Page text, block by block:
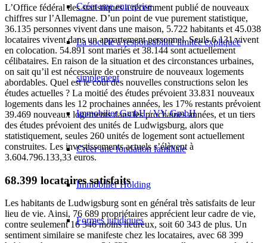
Créer une entreprise
La société à responsabilité limitée expliquée
simplement
Immobilier GmbH / VV GmbH
Créer une fondation familiale
Immobilier Holding
Formes juridiques
L’Office fédéral des statistiques a récemment publié de nouveaux
chiffres sur l’Allemagne. D’un point de vue purement statistique,
36.135 personnes vivent dans une maison, 5.722 habitants et 45.038
locataires vivent dans un appartement personnel. Seuls 6.131 vivent
en colocation. 54.891 sont mariés et 38.144 sont actuellement
célibataires. En raison de la situation et des circonstances urbaines,
on sait qu’il est nécessaire de construire de nouveaux logements
abordables. Quel est le coût des nouvelles constructions selon les
études actuelles ? La moitié des études prévoient 33.831 nouveaux
logements dans les 12 prochaines années, les 17% restants prévoient
39.469 nouveaux logements dans les prochaines années, et un tiers
des études prévoient des unités de Ludwigsburg, alors que
statistiquement, seules 260 unités de logement sont actuellement
construites. Les investissements actuels s’élèvent à
3.604.796.133,33 euros.
68.399 locataires satisfaits
Les habitants de Ludwigsburg sont en général très satisfaits de leur
lieu de vie. Ainsi, 76 689 propriétaires apprécient leur cadre de vie,
contre seulement 16 346 moins heureux, soit 60 343 de plus. Un
sentiment similaire se manifeste chez les locataires, avec 68 399